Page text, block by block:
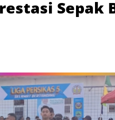
Sepak